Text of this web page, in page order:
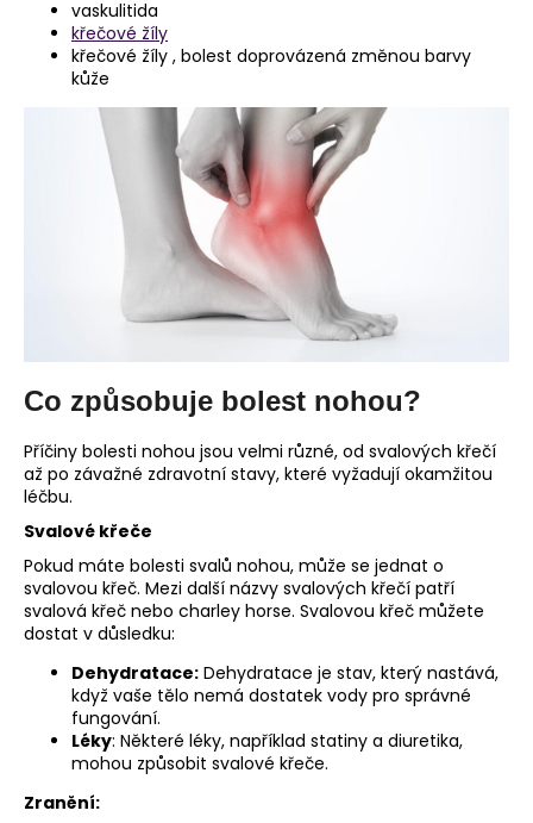
vaskulitida
křečové žíly
křečové žíly , bolest doprovázená změnou barvy
kůže
Co způsobuje bolest nohou?
Příčiny bolesti nohou jsou velmi různé, od svalových křečí
až po závažné zdravotní stavy, které vyžadují okamžitou
léčbu.
Svalové křeče
Pokud máte bolesti svalů nohou, může se jednat o
svalovou křeč. Mezi další názvy svalových křečí patří
svalová křeč nebo charley horse. Svalovou křeč můžete
dostat v důsledku:
Dehydratace: Dehydratace je stav, který nastává,
když vaše tělo nemá dostatek vody pro správné
fungování.
Léky: Některé léky, například statiny a diuretika,
mohou způsobit svalové křeče.
Zranění: